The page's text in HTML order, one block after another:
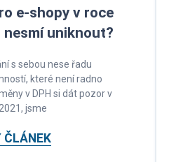
e-shopy v roce
nesmí uniknout?
s sebou nese řadu
které není radno
v DPH si dát pozor v
jsme
ČLÁNEK